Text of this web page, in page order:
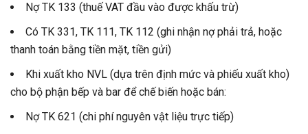
Nợ TK 133 (thuế VAT đầu vào được khấu trừ)
Có TK 331, TK 111, TK 112 (ghi nhận nợ phải trả, hoặc
thanh toán bằng tiền mặt, tiền gửi)
Khi xuất kho NVL (dựa trên định mức và phiếu xuất kho)
cho bộ phận bếp và bar để chế biến hoặc bán:
Nợ TK 621 (chi phí nguyên vật liệu trực tiếp)